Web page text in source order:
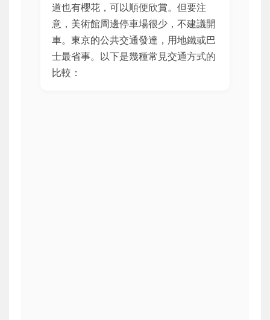
道也有櫻花，可以順便欣賞。但要注
意，美術館周邊停車場很少，不建議開
車。東京的公共交通發達，用地鐵或巴
士最省事。以下是幾種常見交通方式的
比較：